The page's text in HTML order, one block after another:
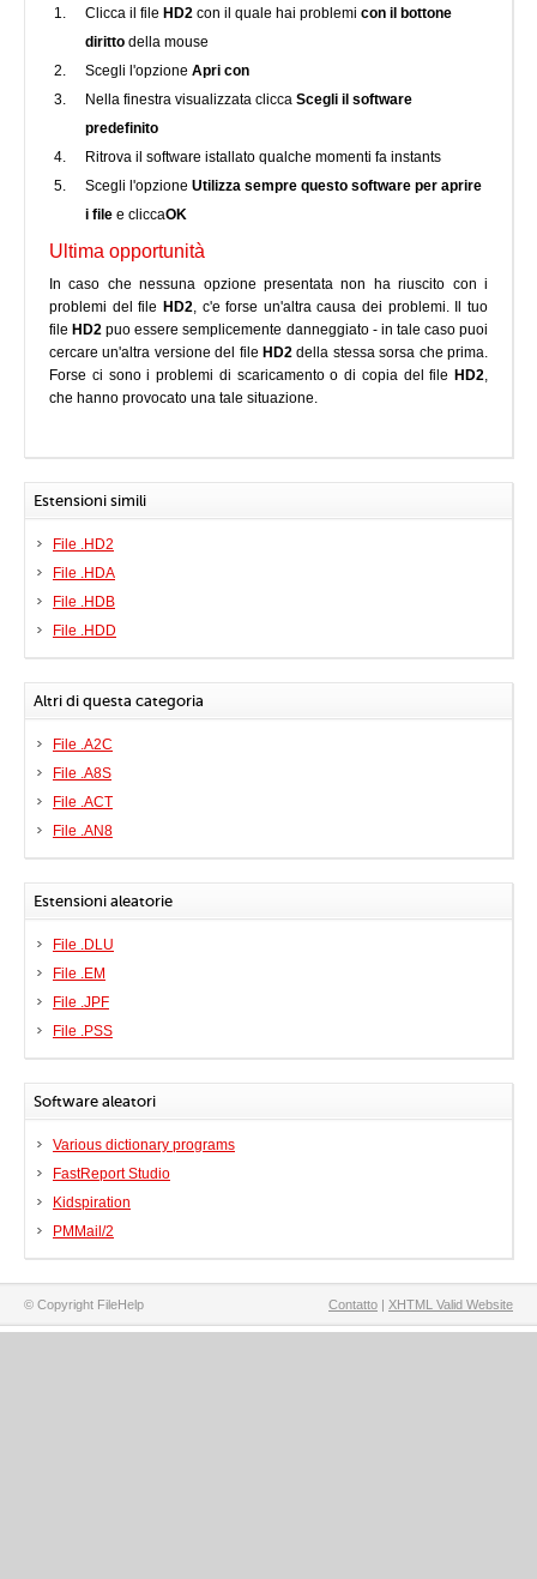
Clicca il file HD2 con il quale hai problemi con il bottone
diritto della mouse
Scegli l'opzione Apri con
Nella finestra visualizzata clicca Scegli il software
predefinito
Ritrova il software istallato qualche momenti fa instants
Scegli l'opzione Utilizza sempre questo software per aprire
i file e cliccaOK
Ultima opportunità
In caso che nessuna opzione presentata non ha riuscito con i
problemi del file HD2, c'e forse un'altra causa dei problemi. Il tuo
file HD2 puo essere semplicemente danneggiato - in tale caso puoi
cercare un'altra versione del file HD2 della stessa sorsa che prima.
Forse ci sono i problemi di scaricamento o di copia del file HD2,
che hanno provocato una tale situazione.
Estensioni simili
File .HD2
File .HDA
File .HDB
File .HDD
Altri di questa categoria
File .A2C
File .A8S
File .ACT
File .AN8
Estensioni aleatorie
File .DLU
File .EM
File .JPF
File .PSS
Software aleatori
Various dictionary programs
FastReport Studio
Kidspiration
PMMail/2
© Copyright FileHelp Contatto | XHTML Valid Website